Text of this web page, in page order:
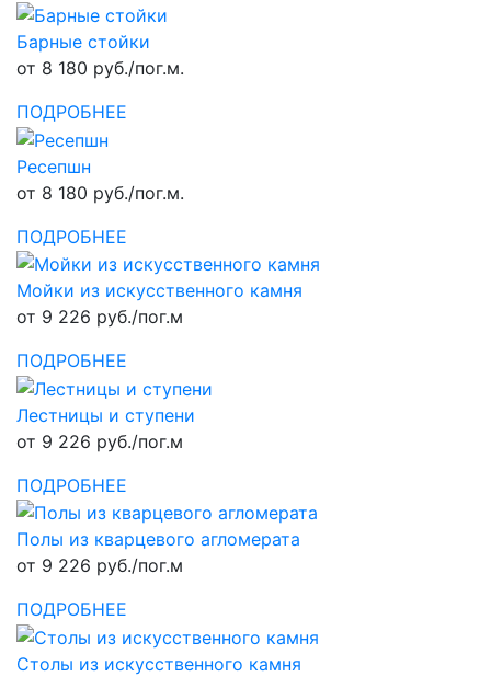
Барные стойки
от 8 180 руб./пог.м.
ПОДРОБНЕЕ
Ресепшн
от 8 180 руб./пог.м.
ПОДРОБНЕЕ
Мойки из искусственного камня
от 9 226 руб./пог.м
ПОДРОБНЕЕ
Лестницы и ступени
от 9 226 руб./пог.м
ПОДРОБНЕЕ
Полы из кварцевого агломерата
от 9 226 руб./пог.м
ПОДРОБНЕЕ
Столы из искусственного камня